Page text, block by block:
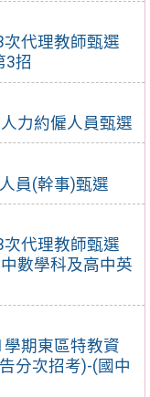
代理教師甄選
3招
力約僱人員甄選
員(幹事)甄選
代理教師甄選
數學科及高中英
期東區特教資
分次招考)-(國中